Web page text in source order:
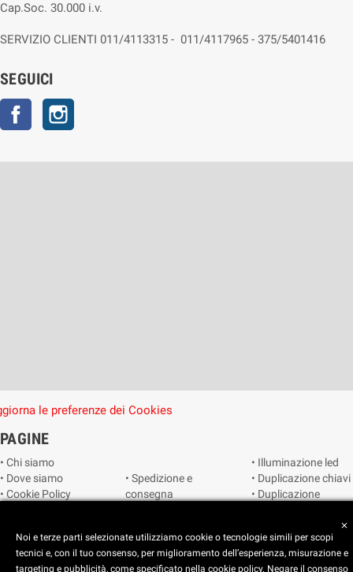
Cap.Soc. 30.000 i.v.
SERVIZIO CLIENTI 011/4113315 - 011/4117965 - 375/5401416
SEGUICI
Facebook
le preferenze dei Cookies
PAGINE
• Chi siamo
• Dove siamo
• Cookie Policy
preferenze dei
cookie
• Spedizione e
consegna
• Catalogo
• Illuminazione led
• Duplicazione chiavi
• Duplicazione
• Smart home
• Video sorveglianza
close
Noi e terze parti selezionate utilizziamo cookie o tecnologie simili per scopi
tecnici e, con il tuo consenso, per miglioramento dell’esperienza, misurazione e
targeting e pubblicità, come specificato nella cookie policy. Negare il consenso